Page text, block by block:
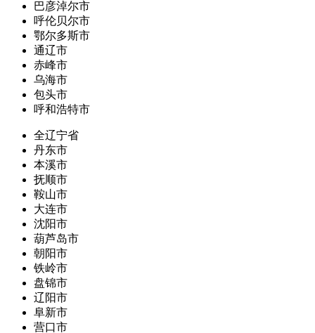
巴彦淖尔市
呼伦贝尔市
鄂尔多斯市
通辽市
赤峰市
乌海市
包头市
呼和浩特市
全辽宁省
丹东市
本溪市
抚顺市
鞍山市
大连市
沈阳市
葫芦岛市
朝阳市
铁岭市
盘锦市
辽阳市
阜新市
营口市